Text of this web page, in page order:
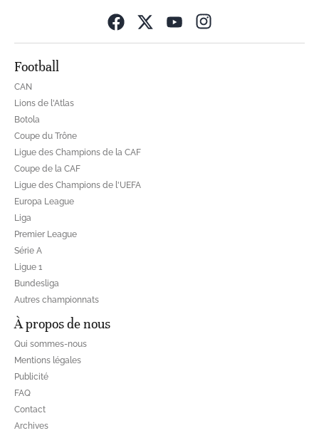
Football
CAN
Lions de l'Atlas
Botola
Coupe du Trône
Ligue des Champions de la CAF
Coupe de la CAF
Ligue des Champions de l'UEFA
Europa League
Liga
Premier League
Série A
Ligue 1
Bundesliga
Autres championnats
À propos de nous
Qui sommes-nous
Mentions légales
Publicité
FAQ
Contact
Archives